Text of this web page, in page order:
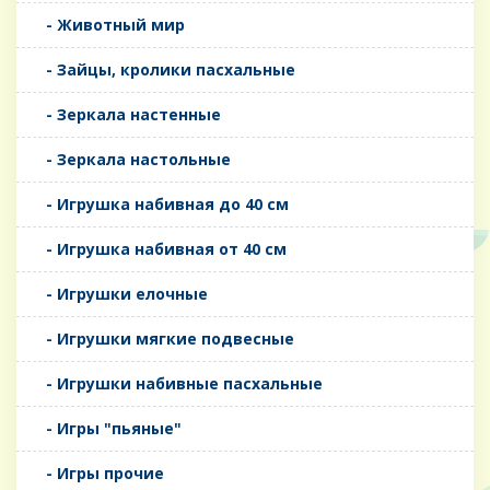
- Животный мир
- Зайцы, кролики пасхальные
- Зеркала настенные
- Зеркала настольные
- Игрушка набивная до 40 см
- Игрушка набивная от 40 см
- Игрушки елочные
- Игрушки мягкие подвесные
- Игрушки набивные пасхальные
- Игры "пьяные"
- Игры прочие